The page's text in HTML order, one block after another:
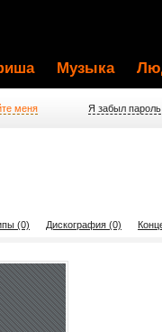
Музыка
меня Я забыл пароль
(0) Дискография (0)